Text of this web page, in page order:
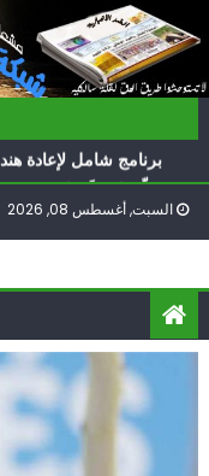
to
content
ناشطة أمريكية يهودية
أيّ تحدّيات يواجهها
برنامج شامل لإعادة
سلّموا تسلَموا
الغرب يدفن اتفاقاً وُلد
ناشطة أمريكية يهودية
أيّ تحدّيات يواجهها
السبت, أغسطس 08, 2026